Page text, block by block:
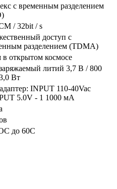
с временным разделением
/ 32bit / s
доступ с
разделением (TDMA)
в открытом космосе
литий 3,7 В / 800
Вт
INPUT 110-40Vac
5.0V - 1 1000 мА
до 60C